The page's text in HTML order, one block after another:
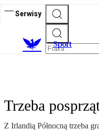
Serwisy
Sport
Trzeba
Z Irlandią Północną trzeba